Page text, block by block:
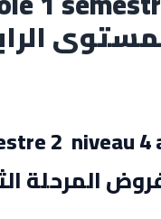
2 niveau 4
المرحلة